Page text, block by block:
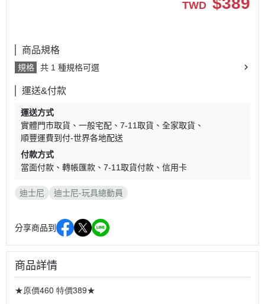
TWD
商品規格
規格 共 1 種規格可選
運送&付款
運送方式
實體門市取貨
一般宅配 7-11取貨
全家取貨
順豐運費到付-世界各地配送
付款方式
當面付款
轉帳匯款 7-11取貨付款 信用卡
迪士尼 迪士尼-玩具總動員
分享商品到
商品詳情
★原價460 特價389★